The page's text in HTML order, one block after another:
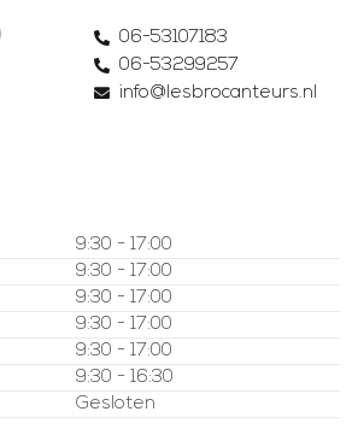
06-53107183
06-53299257
info@lesbrocanteurs.nl
9:30 - 17:00
9:30 - 17:00
9:30 - 17:00
9:30 - 17:00
9:30 - 17:00
9:30 - 16:30
Gesloten